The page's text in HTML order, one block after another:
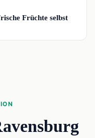
Früchte selbst